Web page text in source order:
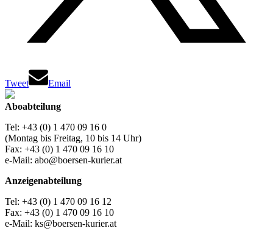
Tweet Email
Aboabteilung
Tel: +43 (0) 1 470 09 16 0
(Montag bis Freitag, 10 bis 14 Uhr)
Fax: +43 (0) 1 470 09 16 10
e-Mail: abo@boersen-kurier.at
Anzeigenabteilung
Tel: +43 (0) 1 470 09 16 12
Fax: +43 (0) 1 470 09 16 10
e-Mail: ks@boersen-kurier.at